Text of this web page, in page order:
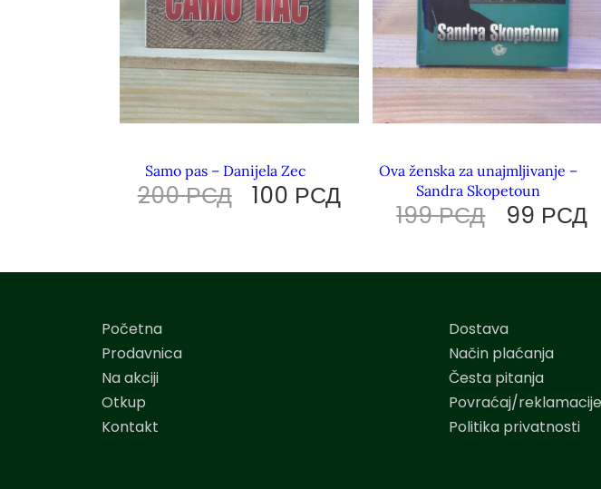
Samo pas – Danijela Zec
200РСД 100 РСД
Ova ženska za unajmljivanje –
Sandra Skopetoun
199РСД 99 РСД
Početna
Prodavnica
Na akciji
Otkup
Kontakt
Dostava
Način plaćanja
Česta pitanja
Povraćaj/reklamacije
Politika privatnosti